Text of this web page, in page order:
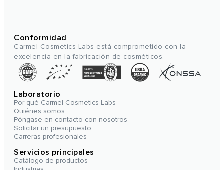
Conformidad
Carmel Cosmetics Labs está comprometido con la
excelencia en la fabricación de cosméticos.
Laboratorio
Por qué Carmel Cosmetics Labs
Quiénes somos
Póngase en contacto con nosotros
Solicitar un presupuesto
Carreras profesionales
Servicios principales
Catálogo de productos